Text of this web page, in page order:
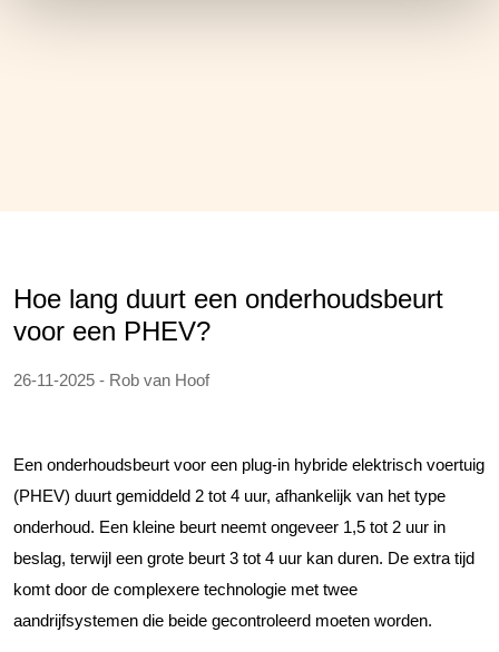
Hoe lang duurt een onderhoudsbeurt
voor een PHEV?
26-11-2025 - Rob van Hoof
Een onderhoudsbeurt voor een plug-in hybride elektrisch voertuig
(PHEV) duurt gemiddeld 2 tot 4 uur, afhankelijk van het type
onderhoud. Een kleine beurt neemt ongeveer 1,5 tot 2 uur in
beslag, terwijl een grote beurt 3 tot 4 uur kan duren. De extra tijd
komt door de complexere technologie met twee
aandrijfsystemen die beide gecontroleerd moeten worden.